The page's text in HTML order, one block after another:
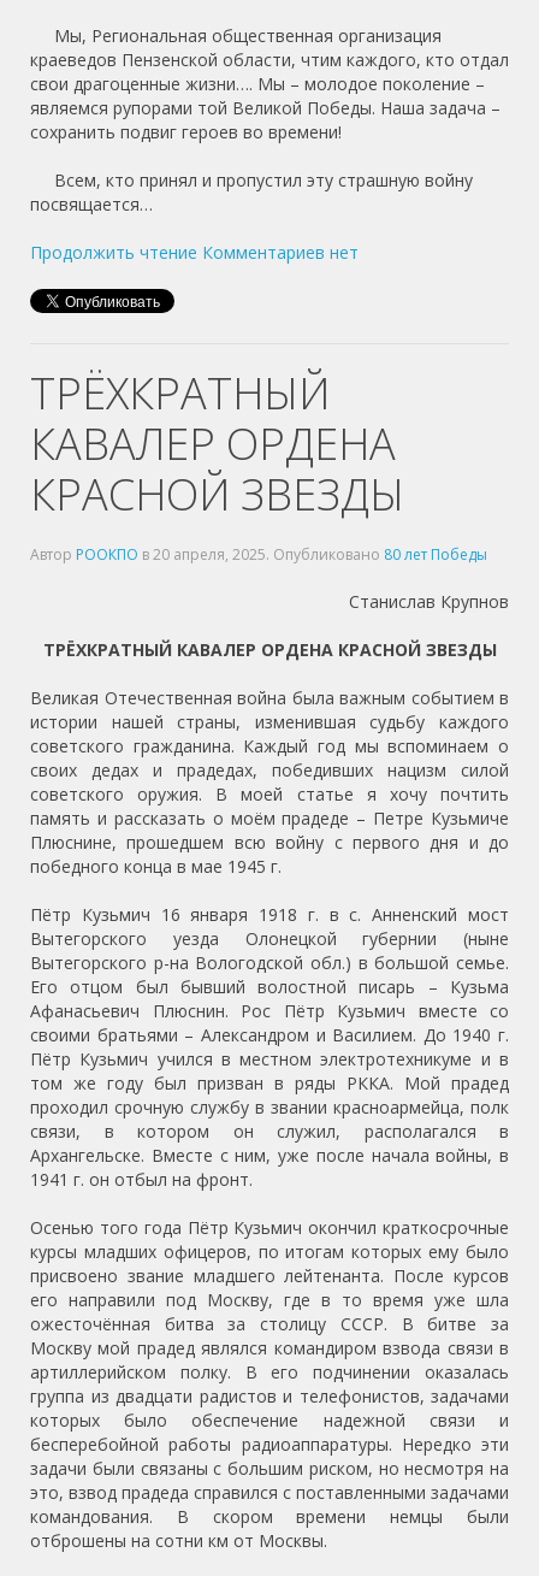
Мы, Региональная общественная организация
краеведов Пензенской области, чтим каждого, кто отдал
свои драгоценные жизни…. Мы – молодое поколение –
являемся рупорами той Великой Победы. Наша задача –
сохранить подвиг героев во времени!
Всем, кто принял и пропустил эту страшную войну
посвящается…
Продолжить чтение Комментариев нет
ТРЁХКРАТНЫЙ
КАВАЛЕР ОРДЕНА
КРАСНОЙ ЗВЕЗДЫ
Автор РООКПО в20 апреля, 2025. Опубликовано 80 лет Победы
Станислав Крупнов
ТРЁХКРАТНЫЙ КАВАЛЕР ОРДЕНА КРАСНОЙ ЗВЕЗДЫ
Великая Отечественная война была важным событием в
истории нашей страны, изменившая судьбу каждого
советского гражданина. Каждый год мы вспоминаем о
своих дедах и прадедах, победивших нацизм силой
советского оружия. В моей статье я хочу почтить
память и рассказать о моём прадеде – Петре Кузьмиче
Плюснине, прошедшем всю войну с первого дня и до
победного конца в мае 1945 г.
Пётр Кузьмич 16 января 1918 г. в с. Анненский мост
Вытегорского уезда Олонецкой губернии (ныне
Вытегорского р-на Вологодской обл.) в большой семье.
Его отцом был бывший волостной писарь – Кузьма
Афанасьевич Плюснин. Рос Пётр Кузьмич вместе со
своими братьями – Александром и Василием. До 1940 г.
Пётр Кузьмич учился в местном электротехникуме и в
том же году был призван в ряды РККА. Мой прадед
проходил срочную службу в звании красноармейца, полк
связи, в котором он служил, располагался в
Архангельске. Вместе с ним, уже после начала войны, в
1941 г. он отбыл на фронт.
Осенью того года Пётр Кузьмич окончил краткосрочные
курсы младших офицеров, по итогам которых ему было
присвоено звание младшего лейтенанта. После курсов
его направили под Москву, где в то время уже шла
ожесточённая битва за столицу СССР. В битве за
Москву мой прадед являлся командиром взвода связи в
артиллерийском полку. В его подчинении оказалась
группа из двадцати радистов и телефонистов, задачами
которых было обеспечение надежной связи и
бесперебойной работы радиоаппаратуры. Нередко эти
задачи были связаны с большим риском, но несмотря на
это, взвод прадеда справился с поставленными задачами
командования. В скором времени немцы были
отброшены на сотни км от Москвы.